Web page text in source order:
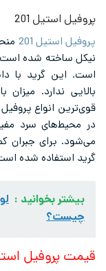
پروفیل استیل 201
پروفیل استیل 201
نیکل ساخته شده است.
است. این گرید با
در محیط‌های سرد
می‌شود. برای جبران
گرید استفاده شده
بیشتر بخوانید :
چیست؟
قیمت پروفیل